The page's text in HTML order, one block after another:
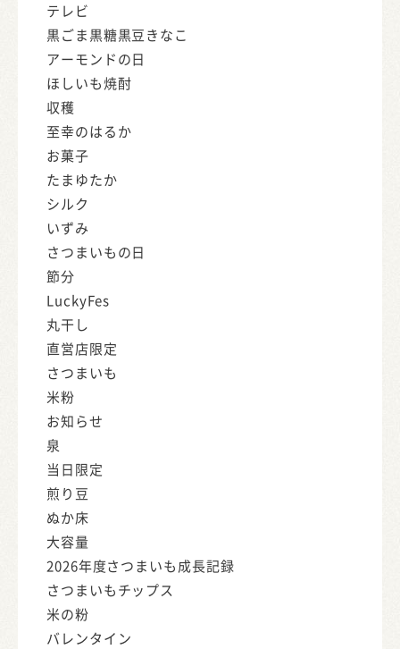
テレビ
黒ごま黒糖黒豆きなこ
アーモンドの日
ほしいも焼酎
収穫
至幸のはるか
お菓子
たまゆたか
シルク
いずみ
さつまいもの日
節分
LuckyFes
丸干し
直営店限定
さつまいも
米粉
お知らせ
泉
当日限定
煎り豆
ぬか床
大容量
2026年度さつまいも成長記録
さつまいもチップス
米の粉
バレンタイン